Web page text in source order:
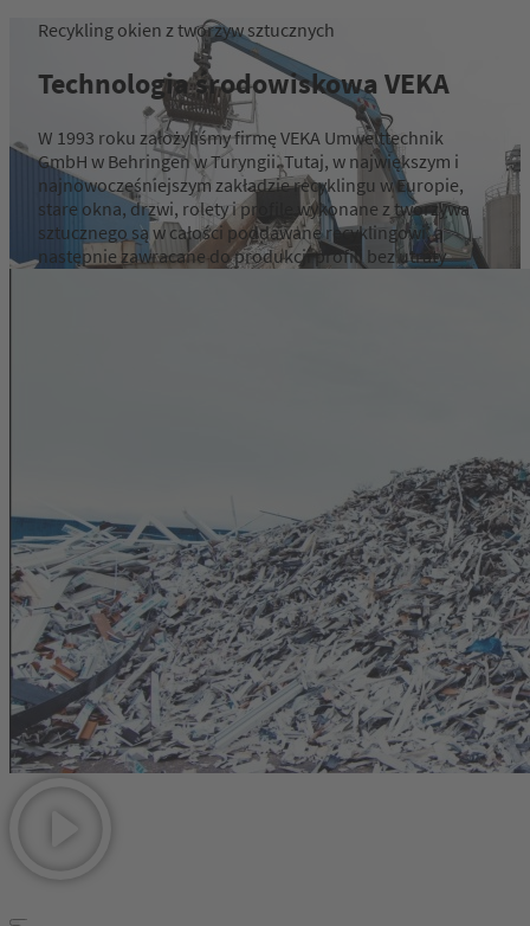
Recykling okien z tworzyw sztucznych
Technologia środowiskowa VEKA
W 1993 roku założyliśmy firmę VEKA Umwelttechnik
GmbH w Behringen w Turyngii. Tutaj, w największym i
najnowocześniejszym zakładzie recyklingu w Europie,
stare okna, drzwi, rolety i profile wykonane z tworzywa
sztucznego są w całości poddawane recyklingowi, a
następnie zawracane do produkcji profili bez utraty